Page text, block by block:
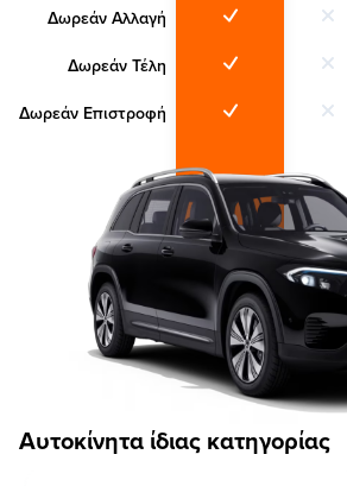
Δωρεάν Αλλαγή
Δωρεάν Τέλη
Δωρεάν Επιστροφή
Αυτοκίνητα ίδιας κατηγορίας